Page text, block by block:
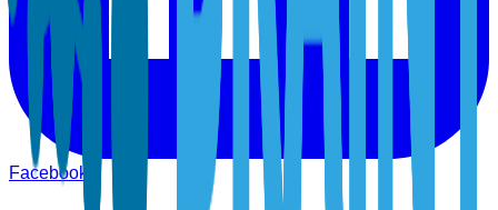
Facebook